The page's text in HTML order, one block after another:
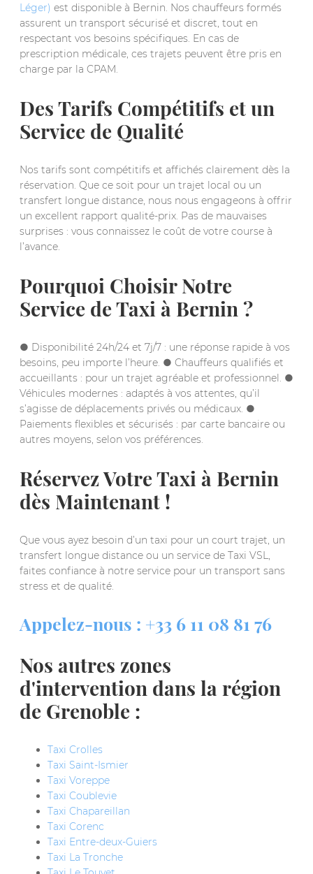
Léger) est disponible à Bernin. Nos chauffeurs formés
assurent un transport sécurisé et discret, tout en
respectant vos besoins spécifiques. En cas de
prescription médicale, ces trajets peuvent être pris en
charge par la CPAM.
Des Tarifs Compétitifs et un
Service de Qualité
Nos tarifs sont compétitifs et affichés clairement dès la
réservation. Que ce soit pour un trajet local ou un
transfert longue distance, nous nous engageons à offrir
un excellent rapport qualité-prix. Pas de mauvaises
surprises : vous connaissez le coût de votre course à
l’avance.
Pourquoi Choisir Notre
Service de Taxi à Bernin ?
● Disponibilité 24h/24 et 7j/7 : une réponse rapide à vos
besoins, peu importe l’heure. ● Chauffeurs qualifiés et
accueillants : pour un trajet agréable et professionnel. ●
Véhicules modernes : adaptés à vos attentes, qu’il
s’agisse de déplacements privés ou médicaux. ●
Paiements flexibles et sécurisés : par carte bancaire ou
autres moyens, selon vos préférences.
Réservez Votre Taxi à Bernin
dès Maintenant !
Que vous ayez besoin d’un taxi pour un court trajet, un
transfert longue distance ou un service de Taxi VSL,
faites confiance à notre service pour un transport sans
stress et de qualité.
Appelez-nous : +33 6 11 08 81 76
Nos autres zones
d'intervention dans la région
de Grenoble :
Taxi Crolles
Taxi Saint-Ismier
Taxi Voreppe
Taxi Coublevie
Taxi Chapareillan
Taxi Corenc
Taxi Entre-deux-Guiers
Taxi La Tronche